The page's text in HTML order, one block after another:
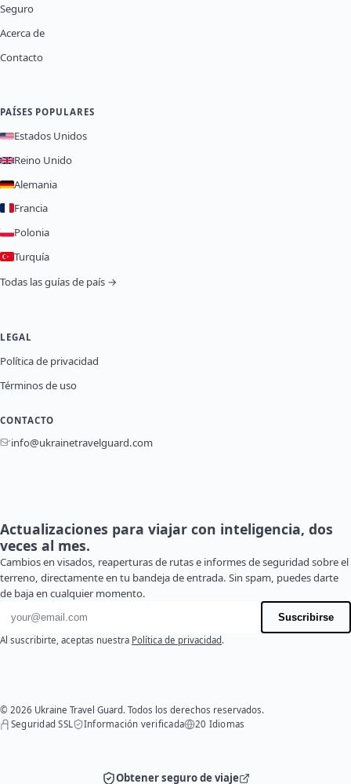
Seguro
Acerca de
Contacto
PAÍSES POPULARES
Estados Unidos
Reino Unido
Alemania
Francia
Polonia
Turquía
Todas las guías de país →
LEGAL
Política de privacidad
Términos de uso
CONTACTO
info@ukrainetravelguard.com
Actualizaciones para viajar con inteligencia, dos
veces al mes.
Cambios en visados, reaperturas de rutas e informes de seguridad sobre el
terreno, directamente en tu bandeja de entrada. Sin spam, puedes darte
de baja en cualquier momento.
Dirección de correo electrónico
Suscribirse
Al suscribirte, aceptas nuestra Política de privacidad.
© 2026 Ukraine Travel Guard. Todos los derechos reservados.
Seguridad SSL
Información verificada 20 Idiomas
Obtener seguro de viaje